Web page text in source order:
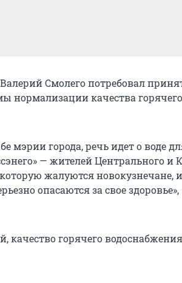
Смолего потребовал
нормализации качества горячего
мэрии города, речь идет о воде
— жителей Центрального и
жалуются новокузнечане,
опасаются за свое
качество горячего